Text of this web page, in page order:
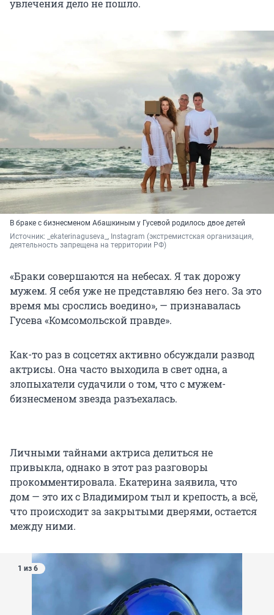
увлечения дело не пошло.
В браке с бизнесменом Абашкиным у Гусевой родилось двое детей
Источник:
_ekaterinaguseva_, Instagram (экстремистская организация,
деятельность запрещена на территории РФ)
«Браки совершаются на небесах. Я так дорожу
мужем. Я себя уже не представляю без него. За это
время мы срослись воедино», — признавалась
Гусева «Комсомольской правде».
Как-то раз в соцсетях активно обсуждали развод
актрисы. Она часто выходила в свет одна, а
злопыхатели судачили о том, что с мужем-
бизнесменом звезда разъехалась.
Личными тайнами актриса делиться не
привыкла, однако в этот раз разговоры
прокомментировала. Екатерина заявила, что
дом — это их с Владимиром тыл и крепость, а всё,
что происходит за закрытыми дверями, остается
между ними.
1 из 6